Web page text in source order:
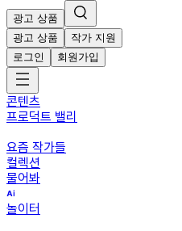
광고 상품
광고 상품
작가 지원
로그인
회원가입
콘텐츠
프로덕트 밸리
요즘 작가들
컬렉션
물어봐
놀이터